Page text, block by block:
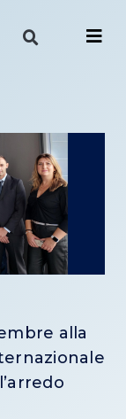
alla